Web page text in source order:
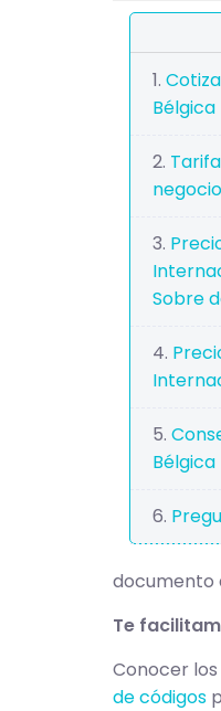
Bélgica
Sobre
Bélgica
documento
Te
Conocer
de códigos